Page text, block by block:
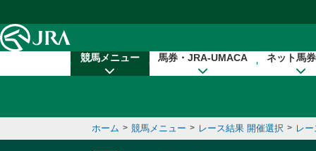
競馬メニュー 馬券・JRA-UMACA ネット馬
ホーム > 競馬メニュー > レース結果 開催選択 > レ